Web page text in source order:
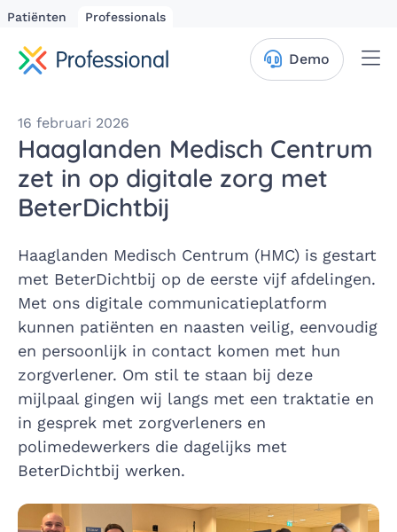
Patiënten Professionals
Demo
16 februari 2026
Haaglanden Medisch Centrum
zet in op digitale zorg met
BeterDichtbij
Haaglanden Medisch Centrum (HMC) is gestart
met BeterDichtbij op de eerste vijf afdelingen.
Met ons digitale communicatieplatform
kunnen patiënten en naasten veilig, eenvoudig
en persoonlijk in contact komen met hun
zorgverlener. Om stil te staan bij deze
mijlpaal gingen wij langs met een traktatie en
in gesprek met zorgverleners en
polimedewerkers die dagelijks met
BeterDichtbij werken.